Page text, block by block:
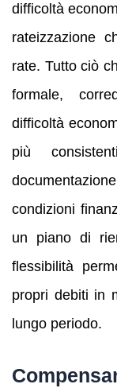
difficoltà
rateizzazione
rate. Tutto ciò
formale,
difficoltà
più
condizioni
un piano di
flessibilità
propri debiti in
lungo periodo.